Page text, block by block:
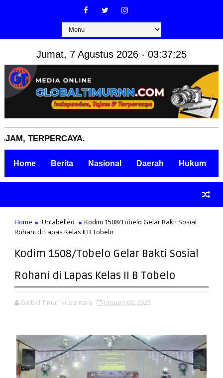
Jumat, 7 Agustus 2026 - 03:37:26
Home Berita Nasional Daerah Hukum
Home Unlabelled
Kodim 1508/Tobelo Gelar Bakti Sosial
Rohani di Lapas Kelas II B Tobelo
Kodim 1508/Tobelo Gelar Bakti Sosial
Rohani di Lapas Kelas II B Tobelo
Global Timur Nusantara Januari 02, 2025